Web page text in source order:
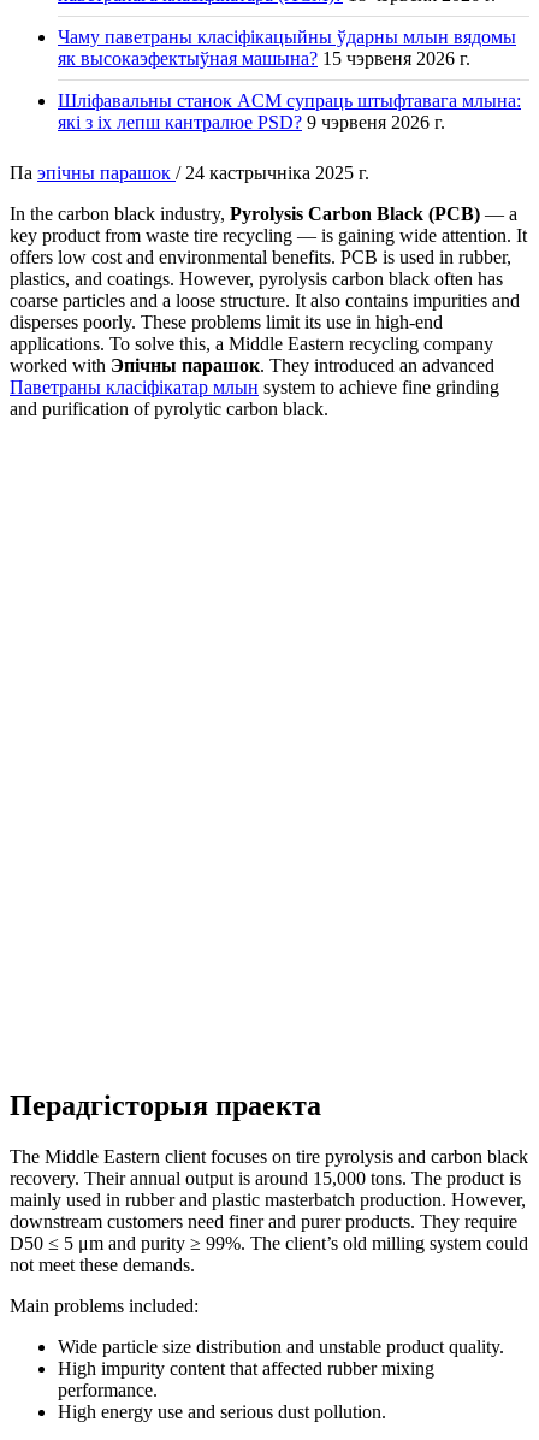
Чаму паветраны класіфікацыйны ўдарны млын вядомы
як высокаэфектыўная машына? 15 чэрвеня 2026 г.
Шліфавальны станок ACM супраць штыфтавага млына:
які з іх лепш кантралюе PSD? 9 чэрвеня 2026 г.
Па эпічны парашок / 24 кастрычніка 2025 г.
In the carbon black industry, Pyrolysis Carbon Black (PCB) — a
key product from waste tire recycling — is gaining wide attention. It
offers low cost and environmental benefits. PCB is used in rubber,
plastics, and coatings. However, pyrolysis carbon black often has
coarse particles and a loose structure. It also contains impurities and
disperses poorly. These problems limit its use in high-end
applications. To solve this, a Middle Eastern recycling company
worked with Эпічны парашок. They introduced an advanced
Паветраны класіфікатар млын system to achieve fine grinding
and purification of pyrolytic carbon black.
Перадгісторыя праекта
The Middle Eastern client focuses on tire pyrolysis and carbon black
recovery. Their annual output is around 15,000 tons. The product is
mainly used in rubber and plastic masterbatch production. However,
downstream customers need finer and purer products. They require
D50 ≤ 5 μm and purity ≥ 99%. The client’s old milling system could
not meet these demands.
Main problems included:
Wide particle size distribution and unstable product quality.
High impurity content that affected rubber mixing
performance.
High energy use and serious dust pollution.